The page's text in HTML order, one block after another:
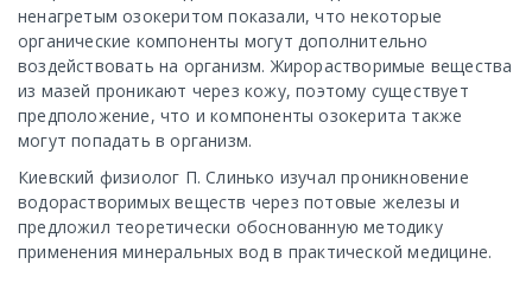
ненагретым озокеритом показали, что некоторые
органические компоненты могут дополнительно
воздействовать на организм. Жирорастворимые вещества
из мазей проникают через кожу, поэтому существует
предположение, что и компоненты озокерита также
могут попадать в организм.
Киевский физиолог П. Слинько изучал проникновение
водорастворимых веществ через потовые железы и
предложил теоретически обоснованную методику
применения минеральных вод в практической медицине.